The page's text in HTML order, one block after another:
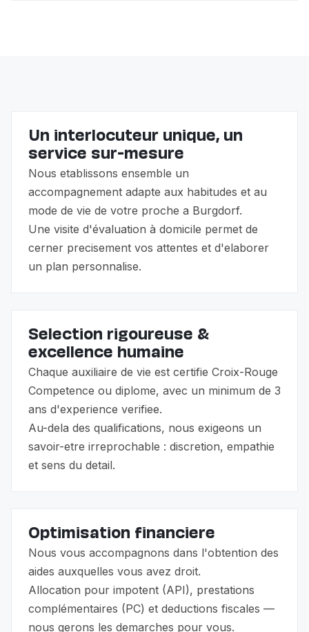
Un interlocuteur unique, un
service sur-mesure
Nous etablissons ensemble un
accompagnement adapte aux habitudes et au
mode de vie de votre proche a Burgdorf.
Une visite d'évaluation à domicile permet de
cerner precisement vos attentes et d'elaborer
un plan personnalise.
Selection rigoureuse &
excellence humaine
Chaque auxiliaire de vie est certifie Croix-Rouge
Competence ou diplome, avec un minimum de 3
ans d'experience verifiee.
Au-dela des qualifications, nous exigeons un
savoir-etre irreprochable : discretion, empathie
et sens du detail.
Optimisation financiere
Nous vous accompagnons dans l'obtention des
aides auxquelles vous avez droit.
Allocation pour impotent (API), prestations
complémentaires (PC) et deductions fiscales —
nous gerons les demarches pour vous.